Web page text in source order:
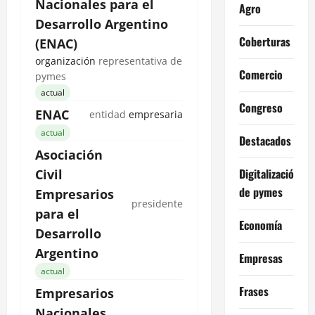
Nacionales para el
Desarrollo Argentino
(ENAC)
organización representativa de
pymes
actual
ENAC entidad empresaria
actual
Asociación
Civil
Empresarios
para el
Desarrollo
Argentino
presidente
actual
Empresarios
Agro
Coberturas
Comercio
Congreso
Destacados
Digitalización
de pymes
Economía
Empresas
Frases